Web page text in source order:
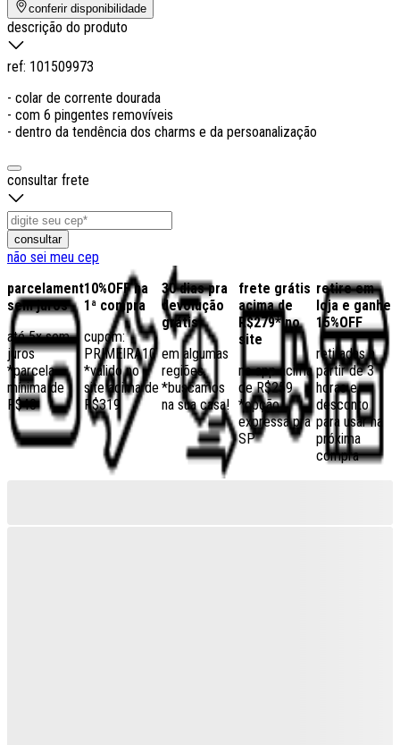
conferir disponibilidade
descrição do produto
ref: 101509973
- colar de corrente dourada
- com 6 pingentes removíveis
- dentro da tendência dos charms e da persoanalização
consultar frete
consultar
não sei meu cep
parcelamento
sem juros
até 5x sem
juros
*parcela
mínima de
R$40
10%OFF na
1ª compra
cupom:
PRIMEIRA10
*válido no
site acima de
R$319
30 dias pra
devolução
grátis
em algumas
regiões,
*buscamos
na sua casa!
frete grátis
acima de
R$279* no
site
no app acima
de R$259
*opção
expressa pra
SP
retire em
loja e ganhe
15%OFF
retiradas a
partir de 3
horas e
desconto
para usar na
próxima
compra